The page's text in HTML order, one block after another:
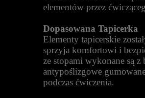
elementów przez
Dopasowana Tapicerka
Elementy tapicerskie
sprzyja komfortowi i
ze stopami wykonane są
antypoślizgowe
podczas ćwiczenia.